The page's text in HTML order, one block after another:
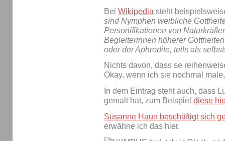
Bei Wikipedia steht
sind Nymphen weibliche
Personifikationen von
Begleiterinnen höherer
oder der Aphrodite, teils als
Nichts davon, dass se
Okay, wenn ich sie nochmal
In dem Eintrag steht auch, dass
gemalt hat, zum Beispiel diese
Susanne Haun beschäftigt sich
erwähne ich das hier.